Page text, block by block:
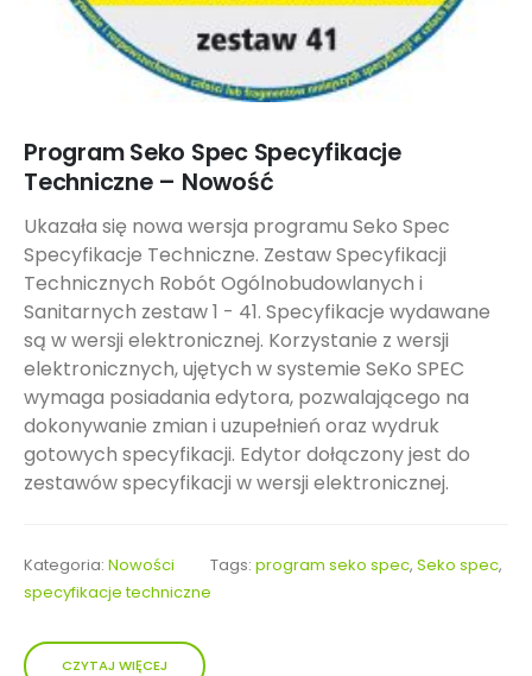
Program Seko Spec Specyfikacje
Techniczne – Nowość
Ukazała się nowa wersja programu Seko Spec
Specyfikacje Techniczne. Zestaw Specyfikacji
Technicznych Robót Ogólnobudowlanych i
Sanitarnych zestaw 1 - 41. Specyfikacje wydawane
są w wersji elektronicznej. Korzystanie z wersji
elektronicznych, ujętych w systemie SeKo SPEC
wymaga posiadania edytora, pozwalającego na
dokonywanie zmian i uzupełnień oraz wydruk
gotowych specyfikacji. Edytor dołączony jest do
zestawów specyfikacji w wersji elektronicznej.
Kategoria: Nowości Tags: program seko spec, Seko spec,
specyfikacje techniczne
CZYTAJ WIĘCEJ